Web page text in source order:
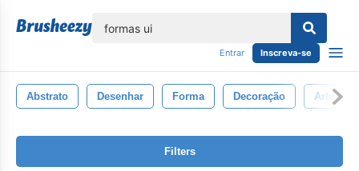
Entrar Inscreva-se
Abstrato Desenhar Forma Decoração Arte
Filters